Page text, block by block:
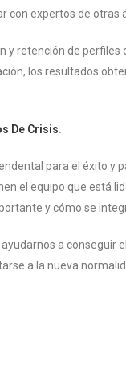
con expertos de otras
retención de
los resultados
De Crisis.
para el éxito
el equipo que está
y cómo se
a
a la nueva